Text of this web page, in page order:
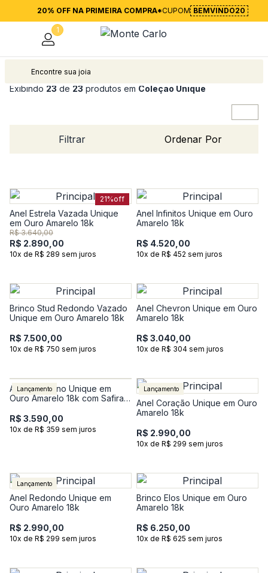
20% OFF NA PRIMEIRA COMPRA*CUPOM BEMVINDO20
1
Exibindo 23 de 23 produtos em Coleção Unique
Filtrar Ordenar Por
21%off
Anel Estrela Vazada Unique
em Ouro Amarelo 18k
R$ 3.640,00
R$ 2.890,00
10x de R$ 289 sem juros
Anel Infinitos Unique em Ouro
Amarelo 18k
R$ 4.520,00
10x de R$ 452 sem juros
Brinco Stud Redondo Vazado
Unique em Ouro Amarelo 18k
R$ 7.500,00
10x de R$ 750 sem juros
Anel Chevron Unique em Ouro
Amarelo 18k
R$ 3.040,00
10x de R$ 304 sem juros
Lançamento
Anel Contorno Unique em
Ouro Amarelo 18k com Safira
R$ 3.590,00
10x de R$ 359 sem juros
Lançamento
Anel Coração Unique em Ouro
Amarelo 18k
R$ 2.990,00
10x de R$ 299 sem juros
Lançamento
Anel Redondo Unique em
Ouro Amarelo 18k
R$ 2.990,00
10x de R$ 299 sem juros
Brinco Elos Unique em Ouro
Amarelo 18k
R$ 6.250,00
10x de R$ 625 sem juros